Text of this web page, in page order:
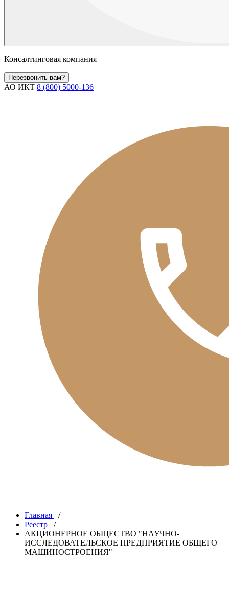
Консалтинговая компания
Перезвонить вам?
АО ИКТ 8 (800) 5000-136
Главная
/
Реестр
/
АКЦИОНЕРНОЕ ОБЩЕСТВО "НАУЧНО-
ИССЛЕДОВАТЕЛЬСКОЕ ПРЕДПРИЯТИЕ ОБЩЕГО
МАШИНОСТРОЕНИЯ"